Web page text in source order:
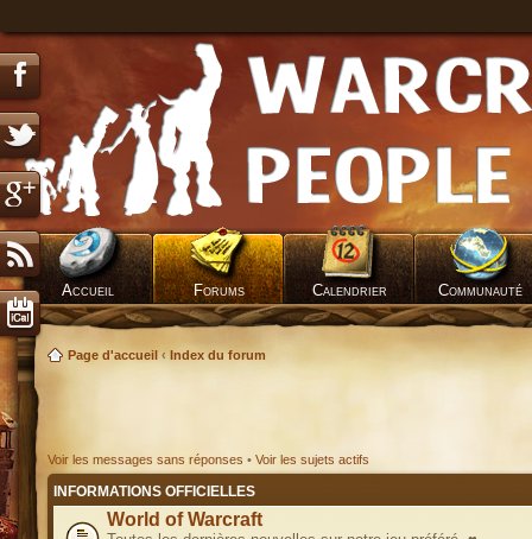
Accueil Forums Calendrier Communauté
Page d'accueil ‹ Index du forum
Voir les messages sans réponses • Voir les sujets actifs
INFORMATIONS OFFICIELLES
World of Warcraft